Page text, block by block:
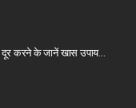
करने के जानें खास उपाय…